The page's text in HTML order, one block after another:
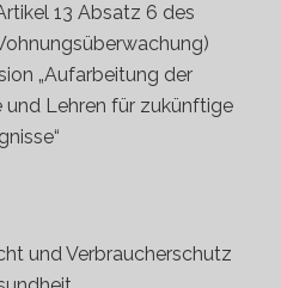
13 Absatz 6 des
„Aufarbeitung der
und Lehren für zukünftige
und Verbraucherschutz